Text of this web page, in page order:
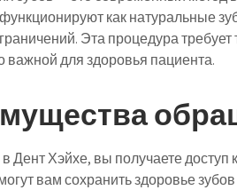
как натуральные
Эта процедура
важной для здоровья пациента.
Дент Хэйхе, вы получаете доступ
вам сохранить здоровье